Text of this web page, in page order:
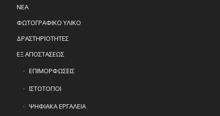
ΝΕΑ
ΦΩΤΟΓΡΑΦΙΚΟ ΥΛΙΚΟ
ΔΡΑΣΤΗΡΙΟΤΗΤΕΣ
ΕΞ ΑΠΟΣΤΑΣΕΩΣ
ΕΠΙΜΟΡΦΩΣΕΙΣ
ΙΣΤΟΤΟΠΟΙ
ΨΗΦΙΑΚΑ ΕΡΓΑΛΕΙΑ